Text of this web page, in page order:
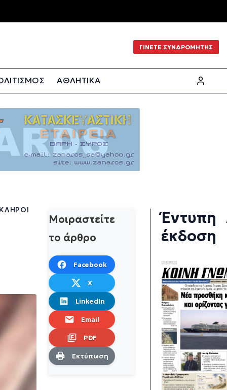
ΓΙΝΕΤΕ ΣΥΝΔΡΟΜΗΤΗΣ
ΑΘΛΗΤΙΚΑ
Μοιραστείτε
το άρθρο
Facebook
X
LinkedIn
Email
PDF
Εκτύπωση
Έντυπη
έκδοση